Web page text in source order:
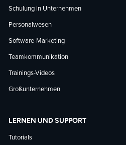
folgen
folgenfolgen
Schulung in Unternehmen
Personalwesen
Software-Marketing
Teamkommunikation
Trainings-Videos
Großunternehmen
LERNEN UND SUPPORT
Tutorials